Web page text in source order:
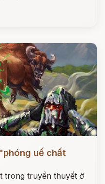
uế chất
trong truyền thuyết ở